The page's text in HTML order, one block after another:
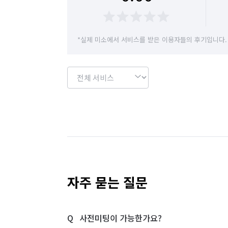
*실제 미소에서 서비스를 받은 이용자들의 후기입니다.
자주 묻는 질문
사전미팅이 가능한가요?